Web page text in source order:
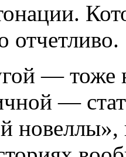
отчетливо.
— тоже
—
новеллы»,